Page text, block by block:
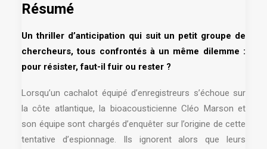
Résumé
Un thriller d’anticipation qui suit un petit groupe de
chercheurs, tous confrontés à un même dilemme :
pour résister, faut-il fuir ou rester ?
Lorsqu’un cachalot équipé d’enregistreurs s’échoue sur
la côte atlantique, la bioacousticienne Cléo Marson et
son équipe sont chargés d’enquêter sur l’origine de cette
tentative d’espionnage. Ils ignorent alors que leurs